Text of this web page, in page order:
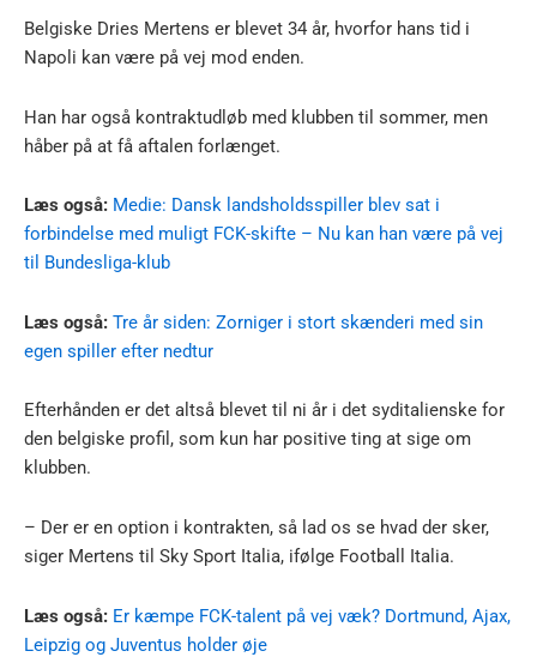
Belgiske Dries Mertens er blevet 34 år, hvorfor hans tid i
Napoli kan være på vej mod enden.
Han har også kontraktudløb med klubben til sommer, men
håber på at få aftalen forlænget.
Læs også: Medie: Dansk landsholdsspiller blev sat i
forbindelse med muligt FCK-skifte – Nu kan han være på vej
til Bundesliga-klub
Læs også: Tre år siden: Zorniger i stort skænderi med sin
egen spiller efter nedtur
Efterhånden er det altså blevet til ni år i det syditalienske for
den belgiske profil, som kun har positive ting at sige om
klubben.
– Der er en option i kontrakten, så lad os se hvad der sker,
siger Mertens til Sky Sport Italia, ifølge Football Italia.
Læs også: Er kæmpe FCK-talent på vej væk? Dortmund, Ajax,
Leipzig og Juventus holder øje